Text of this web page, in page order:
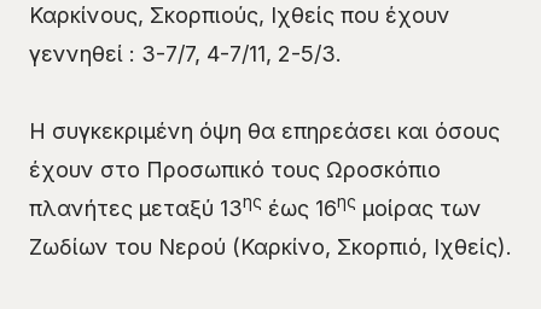
Καρκίνους, Σκορπιούς, Ιχθείς που έχουν
γεννηθεί : 3-7/7, 4-7/11, 2-5/3.
Η συγκεκριμένη όψη θα επηρεάσει και όσους
έχουν στο Προσωπικό τους Ωροσκόπιο
πλανήτες μεταξύ 13ης έως 16ης μοίρας των
Ζωδίων του Νερού (Καρκίνο, Σκορπιό, Ιχθείς).